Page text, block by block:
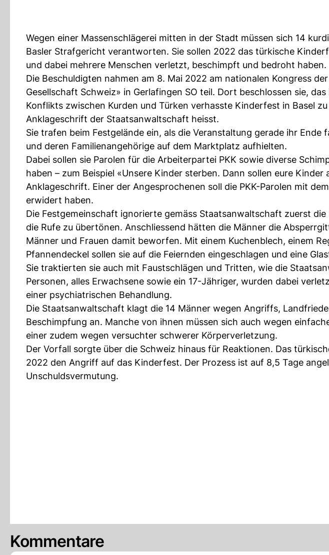
Wegen einer Massenschlägerei mitten in der Stadt müssen sich 14
Basler Strafgericht verantworten. Sie sollen 2022 das türkische
und dabei mehrere Menschen verletzt, beschimpft und bedroht haben.
Die Beschuldigten nahmen am 8. Mai 2022 am nationalen Kongress
Gesellschaft Schweiz» in Gerlafingen SO teil. Dort beschlossen sie,
Konflikts zwischen Kurden und Türken verhasste Kinderfest in Basel
Anklageschrift der Staatsanwaltschaft heisst.
Sie trafen beim Festgelände ein, als die Veranstaltung gerade ihr
und deren Familienangehörige auf dem Marktplatz aufhielten.
Dabei sollen sie Parolen für die Arbeiterpartei PKK sowie diverse
haben – zum Beispiel «Unsere Kinder sterben. Dann sollen eure
Anklageschrift. Einer der Angesprochenen soll die PKK-Parolen mit
erwidert haben.
Die Festgemeinschaft ignorierte gemäss Staatsanwaltschaft zuerst die
die Rufe zu übertönen. Anschliessend hätten die Männer die
Männer und Frauen damit beworfen. Mit einem Kuchenblech, einem
Pfannendeckel sollen sie auf die Feiernden eingeschlagen und eine
Sie traktierten sie auch mit Faustschlägen und Tritten, wie die
Personen, alles Erwachsene sowie ein 17-Jähriger, wurden dabei
einer psychiatrischen Behandlung.
Die Staatsanwaltschaft klagt die 14 Männer wegen Angriffs,
Beschimpfung an. Manche von ihnen müssen sich auch wegen
einer zudem wegen versuchter schwerer Körperverletzung.
Der Vorfall sorgte über die Schweiz hinaus für Reaktionen. Das
2022 den Angriff auf das Kinderfest. Der Prozess ist auf 8,5 Tage
Unschuldsvermutung.
Kommentare